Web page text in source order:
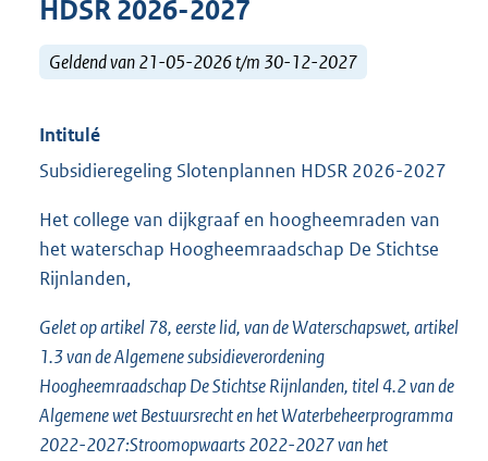
HDSR 2026-2027
Geldend van 21-05-2026 t/m 30-12-2027
Intitulé
Subsidieregeling Slotenplannen HDSR 2026-2027
Het college van dijkgraaf en hoogheemraden van
het waterschap Hoogheemraadschap De Stichtse
Rijnlanden,
Gelet op artikel 78, eerste lid, van de Waterschapswet, artikel
1.3 van de Algemene subsidieverordening
Hoogheemraadschap De Stichtse Rijnlanden, titel 4.2 van de
Algemene wet Bestuursrecht en het Waterbeheerprogramma
2022-2027:Stroomopwaarts 2022-2027 van het